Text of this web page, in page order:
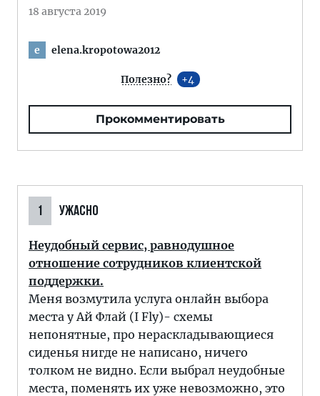
18 августа 2019
e elena.kropotowa2012
Полезно? 4
Прокомментировать
1 УЖАСНО
Неудобный сервис, равнодушное
отношение сотрудников клиентской
поддержки.
Меня возмутила услуга онлайн выбора
места у Ай Флай (I Fly)- схемы
непонятные, про нераскладывающиеся
сиденья нигде не написано, ничего
толком не видно. Если выбрал неудобные
места, поменять их уже невозможно, это